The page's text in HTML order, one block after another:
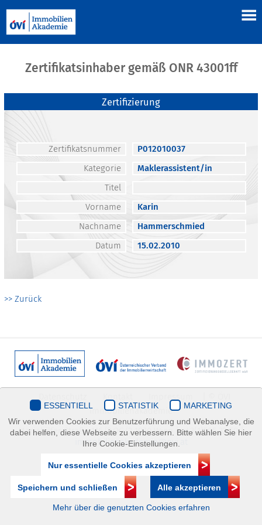
Zertifikatsinhaber gemäß ONR 43001ff
Zertifizierung
Zertifikatsnummer
P012010037
Kategorie
Maklerassistent/in
Titel
Vorname
Karin
Nachname
Hammerschmied
Datum
15.02.2010
>> Zurück
Immobilienakademie
Mariahilfer Straße 116/2.OG/2 1070 Wien | +43(1)505 32 50 |
immobilienakademie@ovi.at
ESSENTIELL STATISTIK
MARKETING
Wir verwenden Cookies zur Benutzerführung und Webanalyse, die
dabei helfen, diese Webseite zu verbessern. Bitte wählen Sie hier
Ihre Cookie-Einstellungen.
Nur essentielle Cookies akzeptieren
Speichern und schließen Alle akzeptieren
Mehr über die genutzten Cookies erfahren